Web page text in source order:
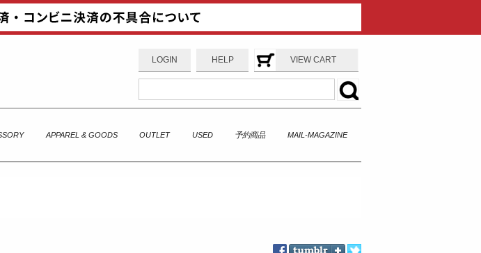
LOGIN HELP VIEW CART
APPAREL & GOODS OUTLET USED 予約商品 MAIL-MAGAZINE